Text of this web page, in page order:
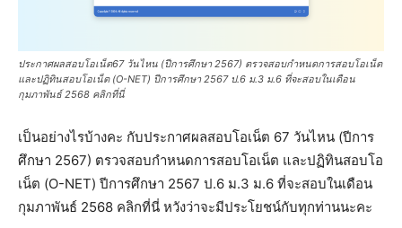
ประกาศผลสอบโอเน็ต67 วันไหน (ปีการศึกษา 2567) ตรวจสอบกำหนดการสอบโอเน็ต
และปฏิทินสอบโอเน็ต (O-NET) ปีการศึกษา 2567 ป.6 ม.3 ม.6 ที่จะสอบในเดือน
กุมภาพันธ์ 2568 คลิกที่นี่
เป็นอย่างไรบ้างคะ กับประกาศผลสอบโอเน็ต 67 วันไหน (ปีการ
ศึกษา 2567) ตรวจสอบกำหนดการสอบโอเน็ต และปฏิทินสอบโอ
เน็ต (O-NET) ปีการศึกษา 2567 ป.6 ม.3 ม.6 ที่จะสอบในเดือน
กุมภาพันธ์ 2568 คลิกที่นี่ หวังว่าจะมีประโยชน์กับทุกท่านนะคะ